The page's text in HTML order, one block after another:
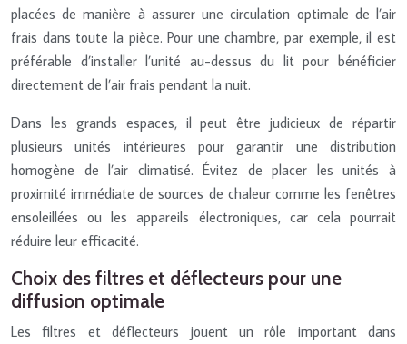
placées de manière à assurer une circulation optimale de l’air
frais dans toute la pièce. Pour une chambre, par exemple, il est
préférable d’installer l’unité au-dessus du lit pour bénéficier
directement de l’air frais pendant la nuit.
Dans les grands espaces, il peut être judicieux de répartir
plusieurs unités intérieures pour garantir une distribution
homogène de l’air climatisé. Évitez de placer les unités à
proximité immédiate de sources de chaleur comme les fenêtres
ensoleillées ou les appareils électroniques, car cela pourrait
réduire leur efficacité.
Choix des filtres et déflecteurs pour une
diffusion optimale
Les filtres et déflecteurs jouent un rôle important dans